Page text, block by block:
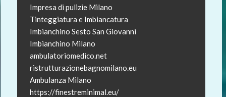
Impresa di pulizie Milano
Tinteggiatura e Imbiancatura
Imbianchino Sesto San Giovanni
Imbianchino Milano
ambulatoriomedico.net
ristrutturazionebagnomilano.eu
Ambulanza Milano
https://finestreminimal.eu/